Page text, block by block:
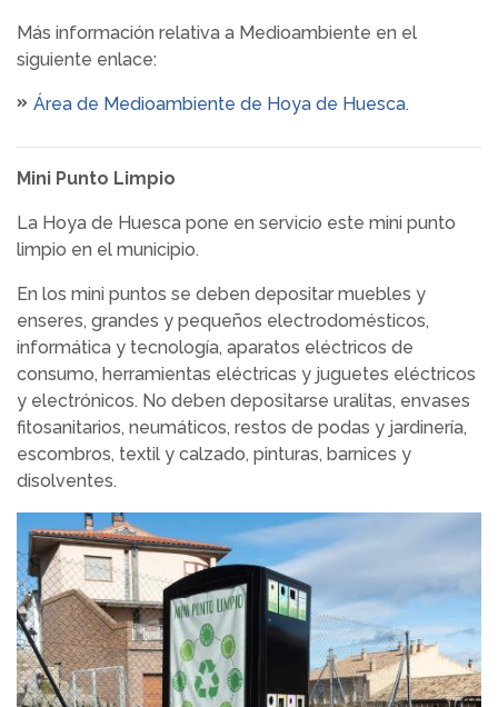
Más información relativa a Medioambiente en el
siguiente enlace:
Área de Medioambiente de Hoya de Huesca.
Mini Punto Limpio
La Hoya de Huesca pone en servicio este mini punto
limpio en el municipio.
En los mini puntos se deben depositar muebles y
enseres, grandes y pequeños electrodomésticos,
informática y tecnología, aparatos eléctricos de
consumo, herramientas eléctricas y juguetes eléctricos
y electrónicos. No deben depositarse uralitas, envases
fitosanitarios, neumáticos, restos de podas y jardinería,
escombros, textil y calzado, pinturas, barnices y
disolventes.